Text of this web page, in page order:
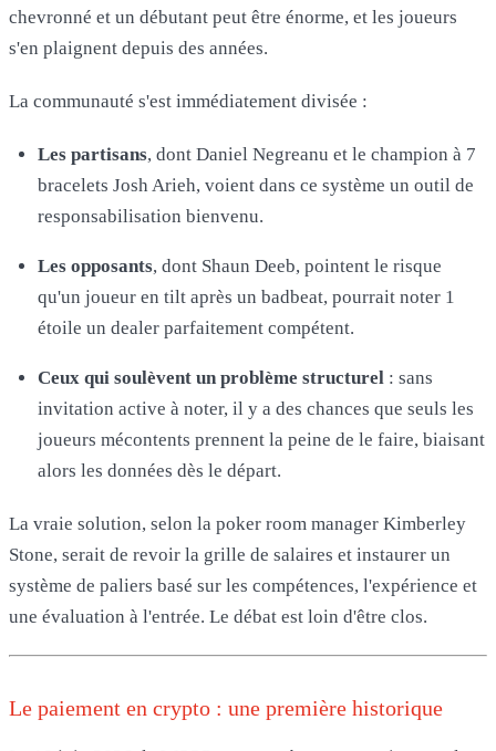
chevronné et un débutant peut être énorme, et les joueurs
s'en plaignent depuis des années.
La communauté s'est immédiatement divisée :
Les partisans, dont Daniel Negreanu et le champion à 7
bracelets Josh Arieh, voient dans ce système un outil de
responsabilisation bienvenu.
Les opposants, dont Shaun Deeb, pointent le risque
qu'un joueur en tilt après un badbeat, pourrait noter 1
étoile un dealer parfaitement compétent.
Ceux qui soulèvent un problème structurel : sans
invitation active à noter, il y a des chances que seuls les
joueurs mécontents prennent la peine de le faire, biaisant
alors les données dès le départ.
La vraie solution, selon la poker room manager Kimberley
Stone, serait de revoir la grille de salaires et instaurer un
système de paliers basé sur les compétences, l'expérience et
une évaluation à l'entrée. Le débat est loin d'être clos.
Le paiement en crypto : une première historique